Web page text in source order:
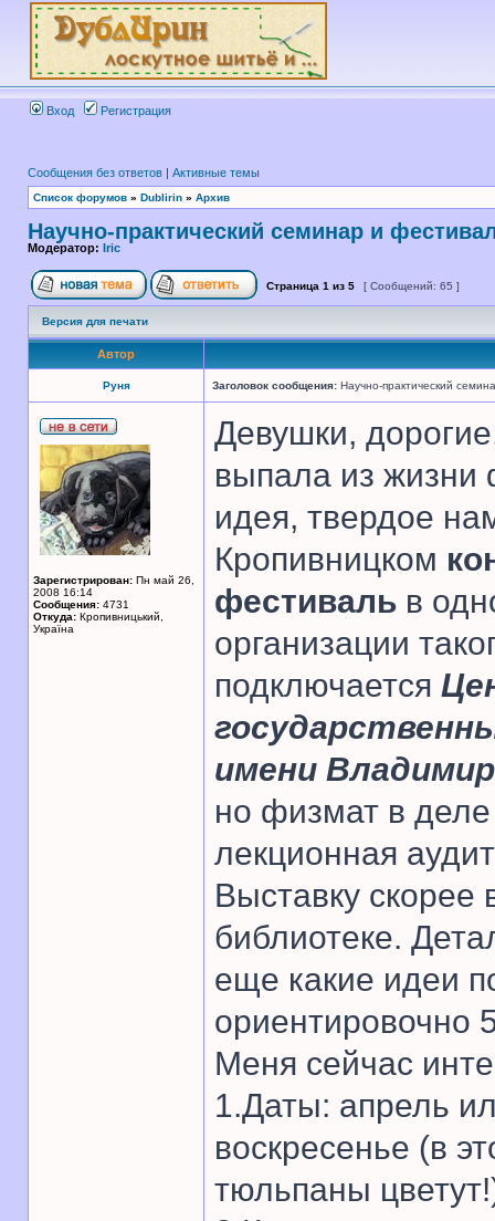
Вход Регистрация
Сообщения без ответов | Активные темы
Список форумов » Dublirin » Архив
Научно-практический семинар и
Модератор: Iric
Страница 1 из 5 [ Сообщений: 65 ]
Версия для печати
Автор
Руня Заголовок сообщения: Научно-практический
Зарегистрирован: Пн май 26,
2008 16:14
Сообщения: 4731
Откуда: Кропивницький,
Україна
Девушки,
выпала из жизни
идея, твердое
Кропивницком
фестиваль в
организации
подключается
имени
но физмат в
лекционная
Выставку скорее
библиотеке.
еще какие идеи
ориентировочно
Меня сейчас
1.Даты: апрель
воскресенье (в
тюльпаны